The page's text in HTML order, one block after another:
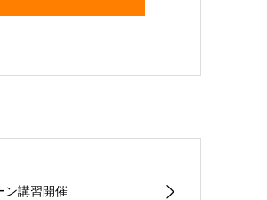
ン講習開催